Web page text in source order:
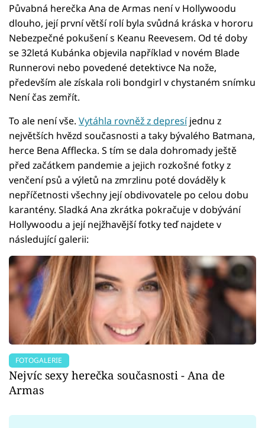
Půvabná herečka Ana de Armas není v Hollywoodu
dlouho, její první větší rolí byla svůdná kráska v hororu
Nebezpečné pokušení s Keanu Reevesem. Od té doby
se 32letá Kubánka objevila například v novém Blade
Runnerovi nebo povedené detektivce Na nože,
především ale získala roli bondgirl v chystaném snímku
Není čas zemřít.
To ale není vše. Vytáhla rovněž z depresí jednu z
největších hvězd současnosti a taky bývalého Batmana,
herce Bena Afflecka. S tím se dala dohromady ještě
před začátkem pandemie a jejich rozkošné fotky z
venčení psů a výletů na zmrzlinu poté dováděly k
nepříčetnosti všechny její obdivovatele po celou dobu
karantény. Sladká Ana zkrátka pokračuje v dobývání
Hollywoodu a její nejžhavější fotky teď najdete v
následující galerii:
FOTOGALERIE
Nejvíc sexy herečka současnosti - Ana de
Armas